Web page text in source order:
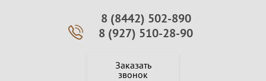
8 (8442) 502-890
8 (927) 510-28-90
Заказать
звонок